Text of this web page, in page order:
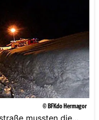
© BFKdo Hermagor
mussten die